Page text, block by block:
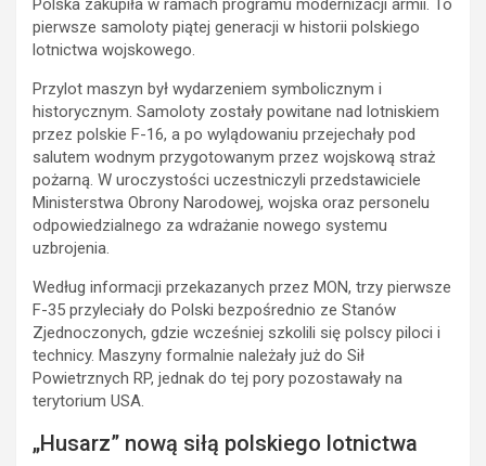
Polska zakupiła w ramach programu modernizacji armii. To
pierwsze samoloty piątej generacji w historii polskiego
lotnictwa wojskowego.
Przylot maszyn był wydarzeniem symbolicznym i
historycznym. Samoloty zostały powitane nad lotniskiem
przez polskie F-16, a po wylądowaniu przejechały pod
salutem wodnym przygotowanym przez wojskową straż
pożarną. W uroczystości uczestniczyli przedstawiciele
Ministerstwa Obrony Narodowej, wojska oraz personelu
odpowiedzialnego za wdrażanie nowego systemu
uzbrojenia.
Według informacji przekazanych przez MON, trzy pierwsze
F-35 przyleciały do Polski bezpośrednio ze Stanów
Zjednoczonych, gdzie wcześniej szkolili się polscy piloci i
technicy. Maszyny formalnie należały już do Sił
Powietrznych RP, jednak do tej pory pozostawały na
terytorium USA.
„Husarz” nową siłą polskiego lotnictwa